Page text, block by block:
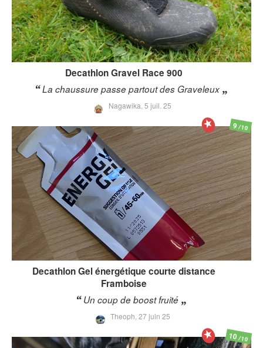
DecathlonGravel Race 900
La chaussure passe partout des Graveleux
Nagawika, 5 juil. 25
DecathlonGel énergétique courte distance
Framboise
Un coup de boost fruité
Theoph, 27 juin 25
9/10
10/10